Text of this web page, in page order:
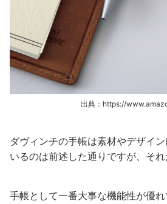
出典：https://
ダヴィンチの手帳は素材やデザイ
いるのは前述した通りですが、それ
手帳として一番大事な機能性が優